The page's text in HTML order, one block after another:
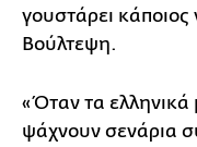
γουστάρει
Βούλτεψη.
«Όταν τα
ψάχνουν σενάρια